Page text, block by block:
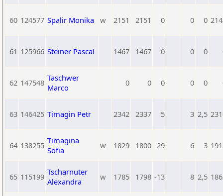
60 124577 Spalir Monika w 2151 2151 0 0 0
61 125966 Steiner Pascal 1467 1467 0 0 0
62 147548 Taschwer
Marco
0 0 0 0 0
63 146425 Timagin Petr 2342 2337 5 3 2,5
64 138255 Timagina
Sofia
w 1829 1800 29 6 3
65 115199 Tscharnuter
Alexandra
w 1785 1798 -13 8 2,5